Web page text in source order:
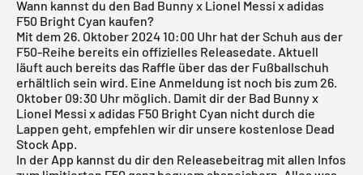
Wann kannst du den Bad Bunny x Lionel Messi x adidas
F50 Bright Cyan kaufen?
Mit dem 26. Oktober 2024 10:00 Uhr hat der Schuh aus der
F50-Reihe bereits ein offizielles Releasedate. Aktuell
läuft auch bereits das Raffle über das der Fußballschuh
erhältlich sein wird. Eine Anmeldung ist noch bis zum 26.
Oktober 09:30 Uhr möglich. Damit dir der Bad Bunny x
Lionel Messi x adidas F50 Bright Cyan nicht durch die
Lappen geht, empfehlen wir dir unsere kostenlose Dead
Stock App.
In der App kannst du dir den Releasebeitrag mit allen Infos